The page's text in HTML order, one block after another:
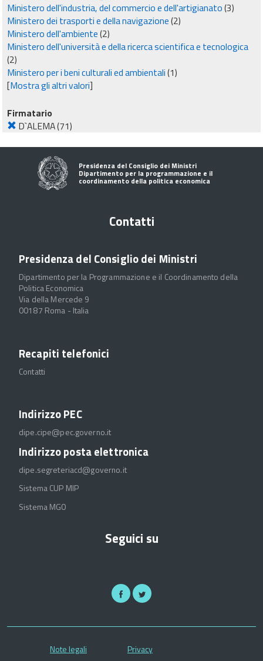
Ministero dell'industria, del commercio e dell'artigianato(3)
Ministero dei trasporti e della navigazione(2)
Ministero dell'ambiente(2)
Ministero dell'università e della ricerca scientifica e tecnologica
(2)
Ministero per i beni culturali ed ambientali(1)
[Mostra gli altri valori]
Firmatario
D`ALEMA(71)
Presidenza del Consiglio dei Ministri
Dipartimento per la programmazione e il
coordinamento della politica economica
Contatti
Presidenza del Consiglio dei Ministri
Dipartimento per la Programmazione e il Coordinamento della
Politica Economica
Via della Mercede 9
00187 Roma - Italia
Recapiti telefonici
Contatti
Indirizzo PEC
dipe.cipe@pec.governo.it
Indirizzo posta elettronica
dipe.segreteriacd@governo.it
Sistema CUP MIP
Sistema MGO
Seguici su
Note legali Privacy